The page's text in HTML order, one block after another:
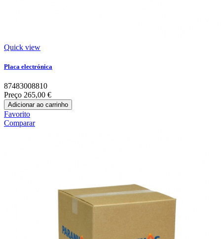
Quick view
Placa electrónica
87483008810
Preço 265,00 €
Adicionar ao carrinho
Favorito
Comparar